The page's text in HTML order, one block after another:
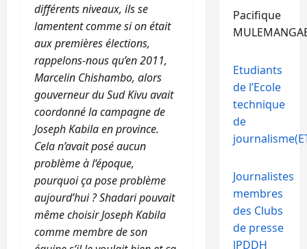
différents niveaux, ils se
lamentent comme si on était
aux premières élections,
rappelons-nous qu’en 2011,
Marcelin Chishambo, alors
gouverneur du Sud Kivu avait
coordonné la campagne de
Joseph Kabila en province.
Cela n’avait posé aucun
problème à l‘époque,
pourquoi ça pose problème
aujourd’hui ? Shadari pouvait
même choisir Joseph Kabila
comme membre de son
Pacifique
Etudiants
de l’Ecole
technique
de
Journalistes
membres
des Clubs
de presse
JPDDH